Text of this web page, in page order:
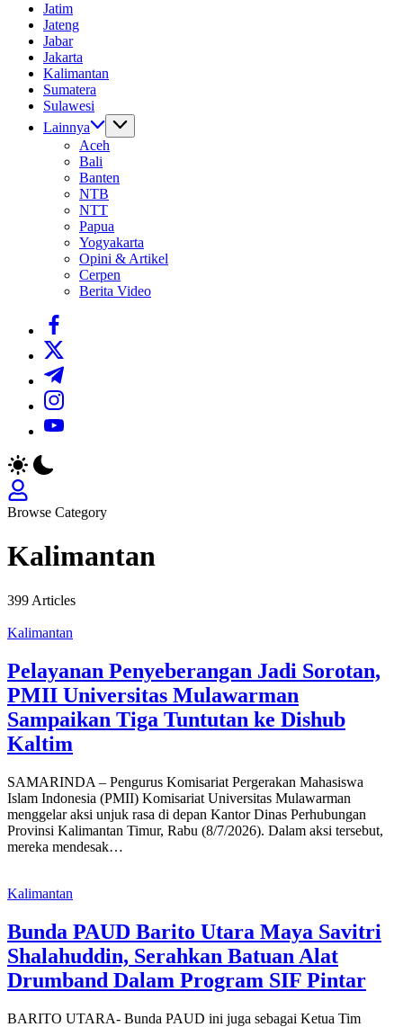
Jatim
Jateng
Jabar
Jakarta
Kalimantan
Sumatera
Sulawesi
Lainnya
Aceh
Bali
Banten
NTB
NTT
Papua
Yogyakarta
Opini & Artikel
Cerpen
Berita Video
https://www.facebook.com/
https://twitter.com/
https://t.me/
https://www.instagram.com/
https://youtube.com/
Browse Category
Kalimantan
399 Articles
Kalimantan
Pelayanan Penyeberangan Jadi Sorotan,
PMII Universitas Mulawarman
Sampaikan Tiga Tuntutan ke Dishub
Kaltim
SAMARINDA – Pengurus Komisariat Pergerakan Mahasiswa
Islam Indonesia (PMII) Komisariat Universitas Mulawarman
menggelar aksi unjuk rasa di depan Kantor Dinas Perhubungan
Provinsi Kalimantan Timur, Rabu (8/7/2026). Dalam aksi tersebut,
mereka mendesak…
Kalimantan
Bunda PAUD Barito Utara Maya Savitri
Shalahuddin, Serahkan Batuan Alat
Drumband Dalam Program SIF Pintar
BARITO UTARA- Bunda PAUD ini juga sebagai Ketua Tim